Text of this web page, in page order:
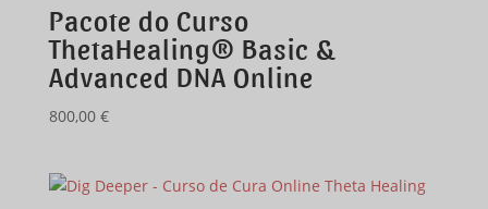
Pacote do Curso
ThetaHealing® Basic &
Advanced DNA Online
800,00 €